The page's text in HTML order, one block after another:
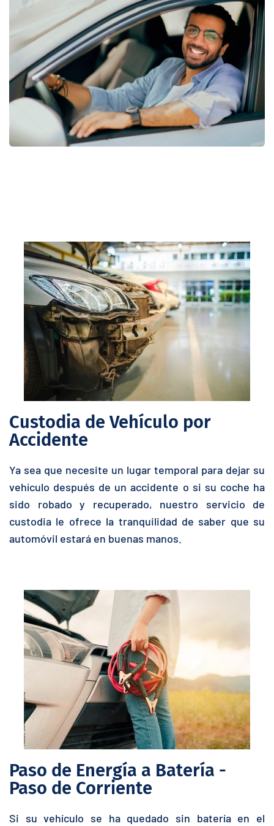
Custodia de Vehículo por
Accidente
Ya sea que necesite un lugar temporal para dejar su
vehículo después de un accidente o si su coche ha
sido robado y recuperado, nuestro servicio de
custodia le ofrece la tranquilidad de saber que su
automóvil estará en buenas manos.
Paso de Energía a Batería -
Paso de Corriente
Si su vehículo se ha quedado sin batería en el